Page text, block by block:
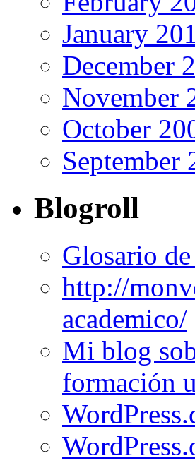
January
December
November
October
September
Blogroll
Glosario
http://
academico/
Mi blog
formación